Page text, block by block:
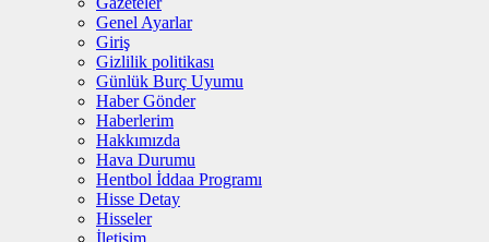
Genel Ayarlar
Giriş
Gizlilik politikası
Günlük Burç Uyumu
Haber Gönder
Haberlerim
Hakkımızda
Hava Durumu
Hentbol İddaa Programı
Hisse Detay
Hisseler
İletişim